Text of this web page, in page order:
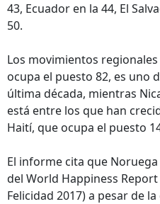
43, Ecuador en la 44, El
50.
Los movimientos
ocupa el puesto 82, es uno
última década, mientras
está entre los que han
Haití, que ocupa el puesto
El informe cita que
del World Happiness
Felicidad 2017) a pesar de